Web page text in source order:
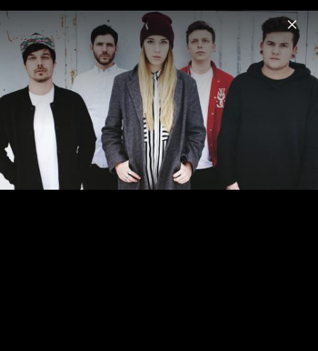
Menu
Claire
Home News Musik Videos Fotos
Claire - Pressebilder 2015